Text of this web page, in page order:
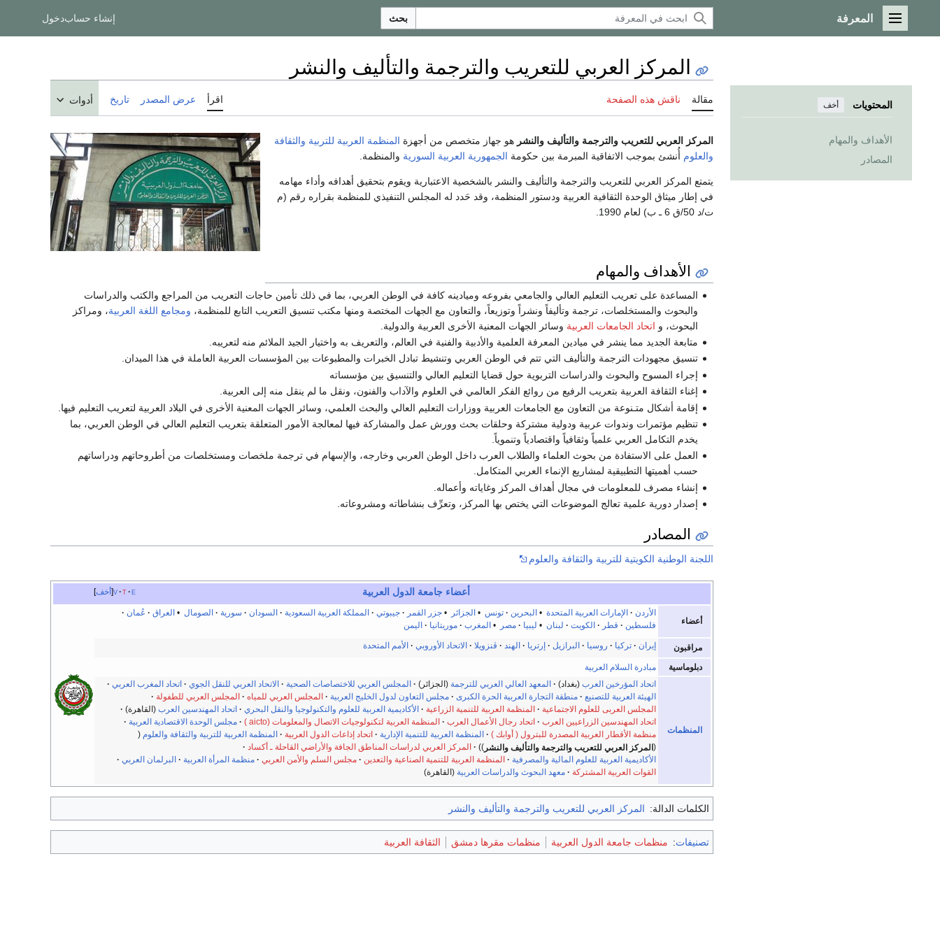
القائمة الرئيسية
المعرفة بحث إنشاء حسابدخول
المحتويات أخف
الأهداف والمهام
المصادر
المركز العربي للتعريب والترجمة والتأليف والنشر
مقالة ناقش هذه الصفحة اقرأ عرض المصدر تاريخ أدوات
المركز العربي للتعريب والترجمة والتأليف والنشر هو جهاز متخصص من أجهزة المنظمة العربية للتربية والثقافة
والعلوم أُنشئ بموجب الاتفاقية المبرمة بين حكومة الجمهورية العربية السورية والمنظمة.
يتمتع المركز العربي للتعريب والترجمة والتأليف والنشر بالشخصية الاعتبارية ويقوم بتحقيق أهدافه وأداء مهامه
في إطار ميثاق الوحدة الثقافية العربية ودستور المنظمة، وقد حَدد له المجلس التنفيذي للمنظمة بقراره رقم (م
ت/د 50/ق 6 ـ ب) لعام 1990.
الأهداف والمهام
المساعدة على تعريب التعليم العالي والجامعي بفروعه وميادينه كافة في الوطن العربي، بما في ذلك تأمين حاجات التعريب من المراجع والكتب والدراسات
والبحوث والمستخلصات، ترجمة وتأليفاً ونشراً وتوزيعاً، والتعاون مع الجهات المختصة ومنها مكتب تنسيق التعريب التابع للمنظمة، ومجامع اللغة العربية، ومراكز
البحوث، و اتحاد الجامعات العربية وسائر الجهات المعنية الأخرى العربية والدولية.
متابعة الجديد مما ينشر في ميادين المعرفة العلمية والأدبية والفنية في العالم، والتعريف به واختيار الجيد الملائم منه لتعريبه.
تنسيق مجهودات الترجمة والتأليف التي تتم في الوطن العربي وتنشيط تبادل الخبرات والمطبوعات بين المؤسسات العربية العاملة في هذا الميدان.
إجراء المسوح والبحوث والدراسات التربوية حول قضايا التعليم العالي والتنسيق بين مؤسساته
إغناء الثقافة العربية بتعريب الرفيع من روائع الفكر العالمي في العلوم والآداب والفنون، ونقل ما لم ينقل منه إلى العربية.
إقامة أشكال متـنوعة من التعاون مع الجامعات العربية ووزارات التعليم العالي والبحث العلمي، وسائر الجهات المعنية الأخرى في البلاد العربية لتعريب التعليم فيها.
تنظيم مؤتمرات وندوات عربية ودولية مشتركة وحلقات بحث وورش عمل والمشاركة فيها لمعالجة الأمور المتعلقة بتعريب التعليم العالي في الوطن العربي، بما
يخدم التكامل العربي علمياً وثقافياً واقتصادياً وتنموياً.
العمل على الاستفادة من بحوث العلماء والطلاب العرب داخل الوطن العربي وخارجه، والإسهام في ترجمة ملخصات ومستخلصات من أطروحاتهم ودراساتهم
حسب أهميتها التطبيقية لمشاريع الإنماء العربي المتكامل.
إنشاء مصرف للمعلومات في مجال أهداف المركز وغاياته وأعماله.
إصدار دورية علمية تعالج الموضوعات التي يختص بها المركز، وتعرِّف بنشاطاته ومشروعاته.
المصادر
اللجنة الوطنية الكويتية للتربية والثقافة والعلوم
أخف v t e أعضاء جامعة الدول العربية
أعضاء
الأردن الإمارات العربية المتحدة • البحرين تونس • الجزائر •جزر القمر جيبوتي المملكة العربية السعودية السودان سورية الصومال • العراق
عُمان
فلسطين
قطر الكويت لبنان • ليبيا مصر • المغرب موريتانيا اليمن
مراقبون إيران تركيا روسيا البرازيل إرتريا الهند ڤنزويلا الاتحاد الأوروبي الأمم المتحدة
دبلوماسية مبادرة السلام العربية
المنظمات
اتحاد المؤرخين العرب (بغداد) المعهد العالي العربي للترجمة (الجزائر) المجلس العربي للاختصاصات الصحية الاتحاد العربي للنقل الجوي
اتحاد المغرب العربي
الهيئة العربية للتصنيع
منطقة التجارة العربية الحرة الكبرى مجلس التعاون لدول الخليج العربية المجلس العربي للمياه
المجلس العربي للطفولة
المجلس العربى للعلوم الاجتماعية
المنظمة العربية للتنمية الزراعية الأكاديمية العربية للعلوم والتكنولوجيا والنقل البحري اتحاد المهندسين العرب (القاهرة)
اتحاد المهندسين الزراعيين العرب
اتحاد رجال الأعمال العرب المنظمة العربية لتكنولوجيات الاتصال والمعلومات (aicto )
مجلس الوحدة الاقتصادية العربية
منظمة الأقطار العربية المصدرة للبترول ( أوابك )
المنظمة العربية للتنمية الإدارية اتحاد إذاعات الدول العربية
المنظمة العربية للتربية والثقافة والعلوم
المركز العربي للتعريب والترجمة والتأليف والنشر
المركز العربي لدراسات المناطق الجافة والأراضي القاحلة ـ أكساد
الأكاديمية العربية للعلوم المالية والمصرفية
المنظمة العربية للتنمية الصناعية والتعدين مجلس السلم والأمن العربي منظمة المرأة العربية
البرلمان العربي
القوات العربية المشتركة
معهد البحوث والدراسات العربية (القاهرة)
الكلمات الدالة: المركز العربي للتعريب والترجمة والتأليف والنشر
تصنيفات: منظمات جامعة الدول العربية منظمات مقرها دمشق الثقافة العربية